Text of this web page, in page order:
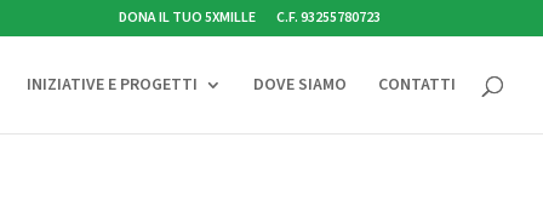
DONA IL TUO 5XMILLE C.F. 93255780723
INIZIATIVE E PROGETTI DOVE SIAMO CONTATTI